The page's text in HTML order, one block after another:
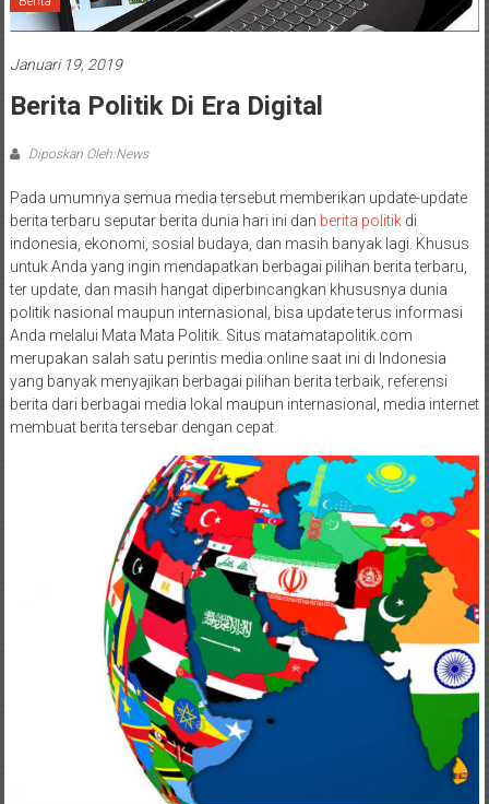
Januari 19, 2019
Berita Politik Di Era Digital
Diposkan Oleh:News
Pada umumnya semua media tersebut memberikan update-update
berita terbaru seputar berita dunia hari ini dan berita politikdi
indonesia, ekonomi, sosial budaya, dan masih banyak lagi. Khusus
untuk Anda yang ingin mendapatkan berbagai pilihan berita terbaru,
ter update, dan masih hangat diperbincangkan khususnya dunia
politik nasional maupun internasional, bisa update terus informasi
Anda melalui Mata Mata Politik. Situs matamatapolitik.com
merupakan salah satu perintis media online saat ini di Indonesia
yang banyak menyajikan berbagai pilihan berita terbaik, referensi
berita dari berbagai media lokal maupun internasional, media internet
membuat berita tersebar dengan cepat.